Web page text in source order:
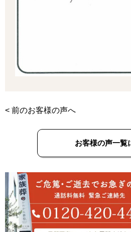
< 前のお客様の声へ
お客様の声一覧